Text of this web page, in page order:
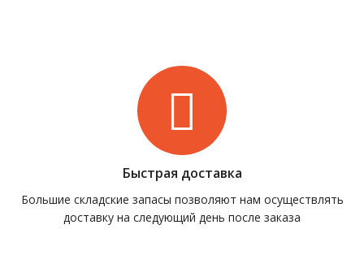
Быстрая доставка
Большие складские запасы позволяют нам осуществлять
доставку на следующий день после заказа